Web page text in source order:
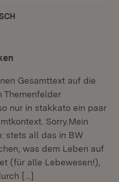
Gesamttext auf die
Themenfelder
nur in stakkato ein paar
Sorry.Mein
stets all das in BW
was dem Leben auf
(für alle Lebewesen!),
[…]